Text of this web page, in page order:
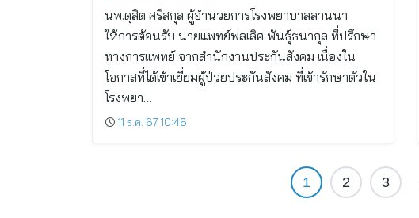
นพ.ดุสิต ศรีสกุล ผู้อำนวยการโรงพยาบาลลานนา
ให้การต้อนรับ นายแพทย์พลเลิศ พันธุ์ธนากุล ที่ปรึกษา
ทางการแพทย์ จากสำนักงานประกันสังคม เนื่องใน
โอกาสที่ได้เข้าเยี่ยมผู้ป่วยประกันสังคม ที่เข้ารักษาตัวใน
โรงพยา…
11 ธ.ค. 67 10:46
1 2 3